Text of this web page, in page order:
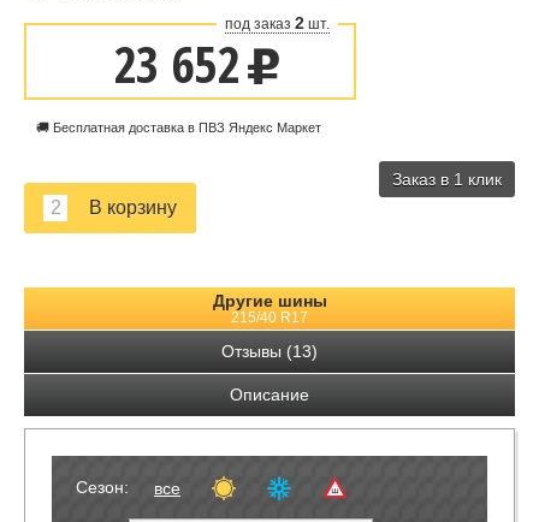
под заказ 2 шт.
23 652u
🚚 Бесплатная доставка в ПВЗ Яндекс Маркет
Заказ в 1 клик
Другие шины
215/40 R17
Отзывы (13)
Описание
Сезон: все